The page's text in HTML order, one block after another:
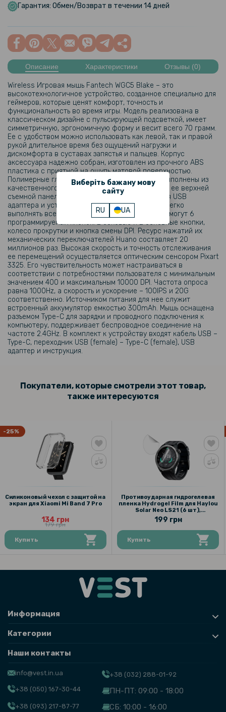
Виберіть бажану мову
сайту
RU UA
Гарантия: Обмен/Возврат в течении 14 дней
Описание Характеристики Отзывы (0)
Wireless Игровая мышь Fantech WGC5 Blake – это
высокотехнологичное устройство, созданное специально для
геймеров, которые ценят комфорт, точность и
функциональность во время игры. Модель реализована в
классическом дизайне с пульсирующей подсветкой, имеет
симметричную, эргономичную форму и весит всего 70 грамм.
Ее с удобством можно использовать как левой, так и правой
рукой длительное время без ощущений нагрузки и
дискомфорта в суставах запястья и пальцев. Корпус
аксессуара надежно собран, изготовлен из прочного ABS
пластика с приятной на ощупь матовой поверхностью.
Полимерные глайдеры на его нижней панели выполнены из
качественного, износостойкого материала. Под ее верхней
съемной панелью находятся слоты для хранения USB
адаптера и установки дополнительного груза. Легко
выполнять все необходимые действия в игре помогут 6
программируемых кнопок: 2 боковые и 2 основные кнопки,
колесо прокрутки и кнопка смены DPI. Ресурс нажатий их
механических переключателей Huano составляет 20
миллионов раз. Высокая скорость и точность отслеживания
ее перемещений осуществляется оптическим сенсором Pixart
3325. Его чувствительность может настраиваться в
соответствии с потребностями пользователя с минимальным
значением 400 и максимальным 10000 DPI. Частота опроса
равна 1000Hz, а скорость и ускорение – 100IPS и 20G
соответственно. Источником питания для нее служит
встроенный аккумулятор емкостью 300mAh. Мышь оснащена
разъемом Type-C для зарядки и проводного подключения к
компьютеру, поддерживает беспроводное соединение на
частоте 2.4GHz. В комплект к устройству входят кабель USB –
Type-C, переходник USB (female) – Type-C (female), USB
адаптер и инструкция.
Покупатели, которые смотрели этот товар,
также интересуются
-25%
Силиконовый чехол с защитой на
экран для Xiaomi Mi Band 7 Pro
134 грн
179 грн
Купить
Противоударная гидрогелевая
пленка Hydrogel Film для Haylou
Solar Neo LS21 (6 шт),
Transparent
199 грн
Купить
Информация
Категории
Наши контакты
info@vest.in.ua
+38 (050) 167-30-44
+38 (093) 217-87-77
+38 (032) 288-01-92
ПН-ПТ: 09:00 - 18:00
СБ: 10:00 - 16:00